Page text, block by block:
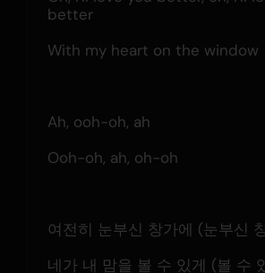
better
With my heart on the window
Ah, ooh-oh, ah
Ooh-oh, ah, oh-oh
여전히 눈부신 창가에 (눈부신
네가 내 맘을 볼 수 있게 (볼 수